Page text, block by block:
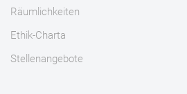
Räumlichkeiten
Ethik-Charta
Stellenangebote